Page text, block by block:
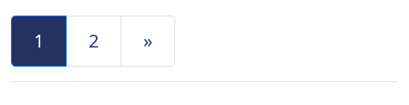
Navegación de Entradas
1 2 »